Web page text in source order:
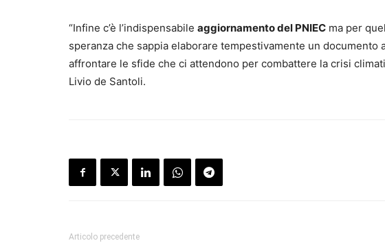
“Infine c’è l’indispensabile aggiornamento del PNIEC ma per
speranza che sappia elaborare tempestivamente un
affrontare le sfide che ci attendono per combattere la crisi
Livio de Santoli.
Articolo precedente